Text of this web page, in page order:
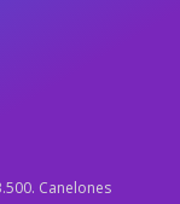
Canelones